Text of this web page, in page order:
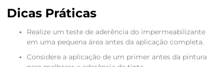
Dicas Práticas
Realize um teste de aderência do impermeabilizante
em uma pequena área antes da aplicação completa.
Considere a aplicação de um primer antes da pintura